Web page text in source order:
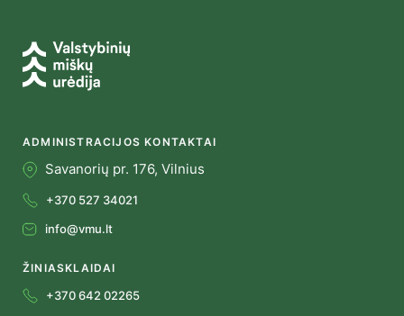
ADMINISTRACIJOS KONTAKTAI
Savanorių pr. 176, Vilnius
+370 527 34021
info@vmu.lt
ŽINIASKLAIDAI
+370 642 02265